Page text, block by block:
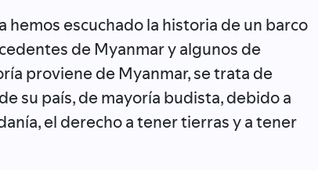
hemos escuchado la historia de un barco
de Myanmar y algunos de
proviene de Myanmar, se trata de
su país, de mayoría budista, debido a
el derecho a tener tierras y a tener